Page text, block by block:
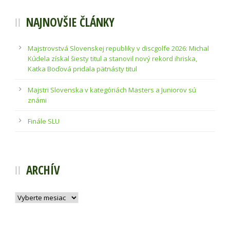
NAJNOVŠIE ČLÁNKY
Majstrovstvá Slovenskej republiky v discgolfe 2026: Michal
Kúdela získal šiesty titul a stanovil nový rekord ihriska,
Katka Boďová pridala pätnásty titul
Majstri Slovenska v kategóriách Masters a Juniorov sú
známi
Finále SLU
ARCHÍV
Archív